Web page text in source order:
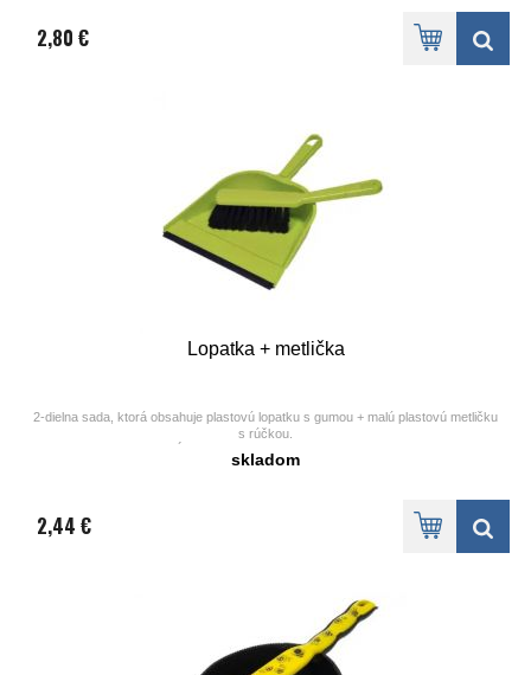
2,80 €
Lopatka + metlička
2-dielna sada, ktorá obsahuje plastovú lopatku s gumou + malú plastovú metličku
s rúčkou.
Šírka lopatky je 22 cm.
skladom
2,44 €